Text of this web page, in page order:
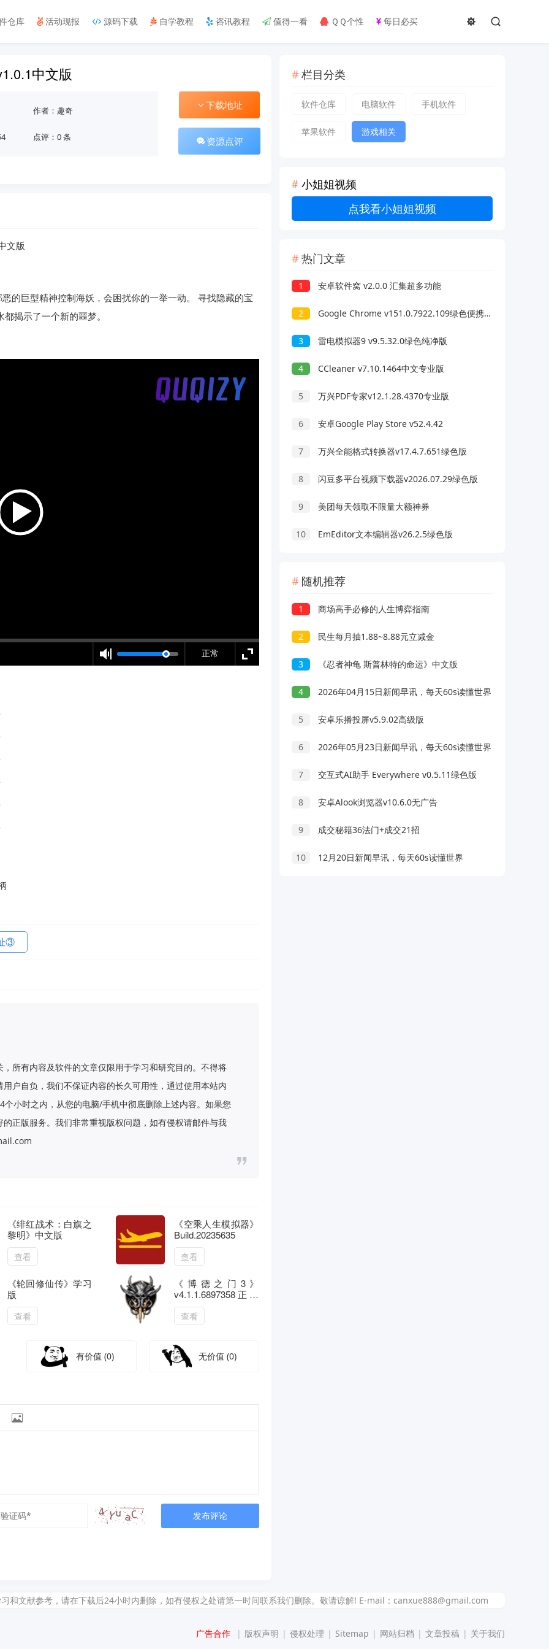
仓库 活动现报 源码下载 自学教程 咨讯教程 值得一看 ＱＱ个性 每日必买
中文版
作者：趣奇
点评：0 条
下载地址
资源点评
文版
的巨型精神控制海妖，会困扰你的一举一动。 寻找隐藏的宝
揭示了一个新的噩梦。
③
所有内容及软件的文章仅限用于学习和研究目的。不得将
户自负，我们不保证内容的长久可用性，通过使用本站内
小时之内，从您的电脑/手机中彻底删除上述内容。如果您
正版服务。我们非常重视版权问题，如有侵权请邮件与我
《绯红战术：白旗之
黎明》中文版
查看
《空乘人生模拟器》
Build.20235635
查看
《轮回修仙传》学习
版
查看
《博德之门3》
v4.1.1.6897358正式
版
查看
有价值(0) 无价值(0)

发布评论
栏目分类
软件仓库 电脑软件 手机软件
苹果软件 游戏相关
小姐姐视频
点我看小姐姐视频
热门文章
1 安卓软件窝 v2.0.0 汇集超多功能
2 Google Chrome v151.0.7922.109绿色便携版
3 雷电模拟器9 v9.5.32.0绿色纯净版
4 CCleaner v7.10.1464中文专业版
5 万兴PDF专家v12.1.28.4370专业版
6 安卓Google Play Store v52.4.42
7 万兴全能格式转换器v17.4.7.651绿色版
8 闪豆多平台视频下载器v2026.07.29绿色版
9 美团每天领取不限量大额神券
10 EmEditor文本编辑器v26.2.5绿色版
随机推荐
1 商场高手必修的人生博弈指南
2 民生每月抽1.88~8.88元立减金
3 《忍者神龟 斯普林特的命运》中文版
4 2026年04月15日新闻早讯，每天60s读懂世界
5 安卓乐播投屏v5.9.02高级版
6 2026年05月23日新闻早讯，每天60s读懂世界
7 交互式AI助手 Everywhere v0.5.11绿色版
8 安卓Alook浏览器v10.6.0无广告
9 成交秘籍36法门+成交21招
10 12月20日新闻早讯，每天60s读懂世界
和文献参考，请在下载后24小时内删除，如有侵权之处请第一时间联系我们删除。敬请谅解! E-mail：canxue888@gmail.com
广告合作 | 版权声明 | 侵权处理 | Sitemap | 网站归档 | 文章投稿 | 关于我们